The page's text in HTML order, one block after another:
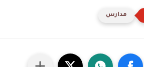
مدارس